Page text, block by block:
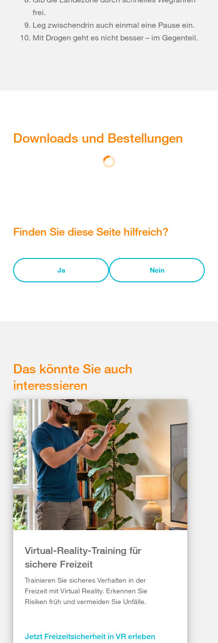
frei.
Leg zwischendrin auch einmal eine Pause ein.
Mit Drogen geht es nicht besser – im Gegenteil.
Downloads und Bestellungen
Finden Sie diese Seite hilfreich?
Ja Nein
Das könnte Sie auch
interessieren
Virtual-Reality-Training für
sichere Freizeit
Trainieren Sie sicheres Verhalten in der
Freizeit mit Virtual Reality. Erkennen Sie
Risiken früh und vermeiden Sie Unfälle.
Jetzt Freizeitsicherheit in VR erleben